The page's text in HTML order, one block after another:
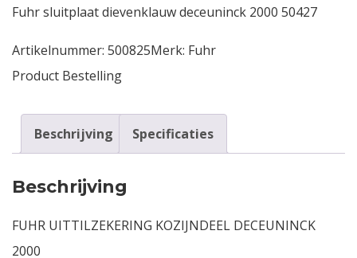
Fuhr sluitplaat dievenklauw deceuninck 2000 50427
Artikelnummer: 500825Merk: Fuhr
Product Bestelling
Beschrijving Specificaties
Beschrijving
FUHR UITTILZEKERING KOZIJNDEEL DECEUNINCK
2000